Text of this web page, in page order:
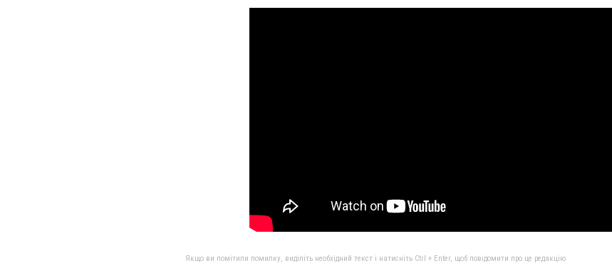
Якщо ви помітили помилку, виділіть необхідний текст і натисніть Ctrl + Enter, щоб повідомити про це редакцію